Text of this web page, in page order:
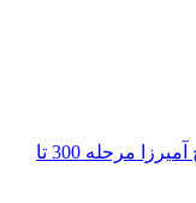
جواب آمیرزا مرحله 300 تا 500 ، پاسخ آمیرزا مرحله 300 تا